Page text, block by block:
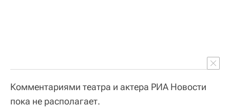
Комментариями театра и актера РИА Новости
пока не располагает.